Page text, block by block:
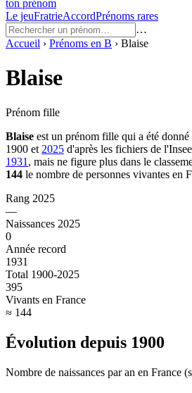
ton prénom
Le jeuFratrieAccordPrénoms rares
…
Accueil › Prénoms en B › Blaise
Blaise
Prénom fille
Blaise est un prénom fille qui a été donné
1900 et 2025 d'après les fichiers de
1931 , mais ne figure plus dans le
144 le nombre de personnes vivantes en
Rang 2025
—
Naissances 2025
0
Année record
1931
Total 1900-2025
395
Vivants en France
≈ 144
Évolution depuis 1900
Nombre de naissances par an en France